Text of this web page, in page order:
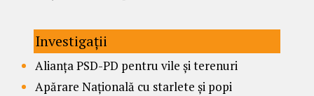
Investigații
Alianța PSD-PD pentru vile și terenuri
Apărare Națională cu starlete și popi